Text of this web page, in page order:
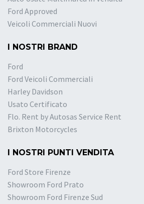
Ford Approved
Veicoli Commerciali Nuovi
I NOSTRI BRAND
Ford
Ford Veicoli Commerciali
Harley Davidson
Usato Certificato
Flo. Rent by Autosas Service Rent
Brixton Motorcycles
I NOSTRI PUNTI VENDITA
Ford Store Firenze
Showroom Ford Prato
Showroom Ford Firenze Sud